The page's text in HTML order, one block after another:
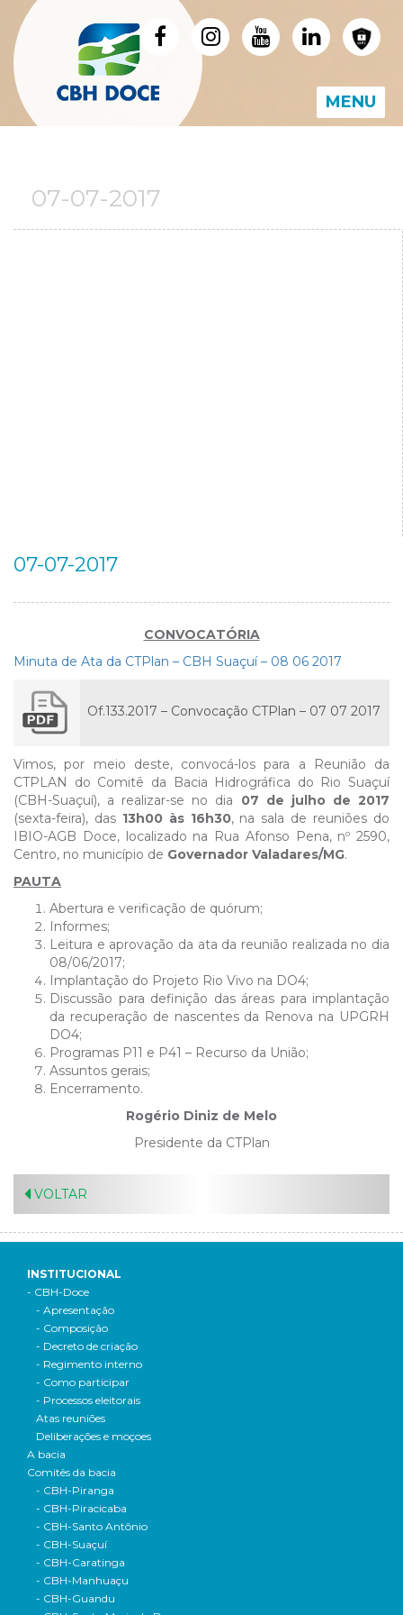
MENU
07-07-2017
07-07-2017
CONVOCATÓRIA
Minuta de Ata da CTPlan – CBH Suaçuí – 08 06 2017
Of.133.2017 – Convocação CTPlan – 07 07 2017
Vimos, por meio deste, convocá-los para a Reunião da
CTPLAN do Comitê da Bacia Hidrográfica do Rio Suaçuí
(CBH-Suaçuí), a realizar-se no dia 07 de julho de 2017
(sexta-feira), das 13h00 às 16h30, na sala de reuniões do
IBIO-AGB Doce, localizado na Rua Afonso Pena, nº 2590,
Centro, no município de Governador Valadares/MG.
PAUTA
Abertura e verificação de quórum;
Informes;
Leitura e aprovação da ata da reunião realizada no dia
08/06/2017;
Implantação do Projeto Rio Vivo na DO4;
Discussão para definição das áreas para implantação
da recuperação de nascentes da Renova na UPGRH
DO4;
Programas P11 e P41 – Recurso da União;
Assuntos gerais;
Encerramento.
Rogério Diniz de Melo
Presidente da CTPlan
VOLTAR
INSTITUCIONAL
- CBH-Doce
- Apresentação
- Composição
- Decreto de criação
- Regimento interno
- Como participar
- Processos eleitorais
Atas reuniões
Deliberações e moçoes
A bacia
Comitês da bacia
- CBH-Piranga
- CBH-Piracicaba
- CBH-Santo Antônio
- CBH-Suaçuí
- CBH-Caratinga
- CBH-Manhuaçu
- CBH-Guandu